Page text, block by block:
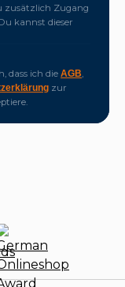
zusätzlich Zugang
kannst dieser
dass ich die AGB,
zur